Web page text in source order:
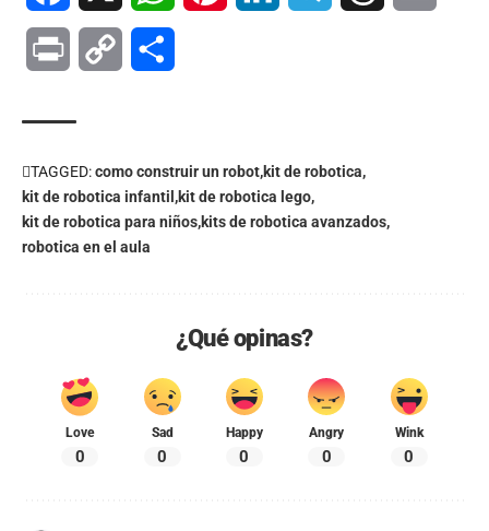
Print Copy
TAGGED:como construir un robot kit de robotica
kit de robotica infantil
kit de robotica lego
kit de robotica para niños kits de robotica avanzados
robotica en el aula
¿Qué opinas?
Love
0
Sad
0
Happy
0
Angry
0
Wink
0